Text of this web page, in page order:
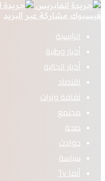
فيسبوك مشاركة عبر البريد
الرئيسية
أخبار وطنية
أخبار الجالية
اقتصاد
ثقافة وتراث
مجتمع
صحة
حوادث
سياسة
أنفا Tv